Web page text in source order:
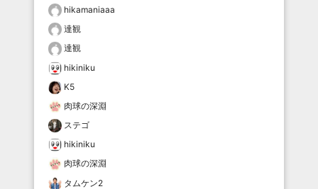
hikamaniaaa
達観
達観
hikiniku
K5
肉球の深淵
ステゴ
hikiniku
肉球の深淵
タムケン2